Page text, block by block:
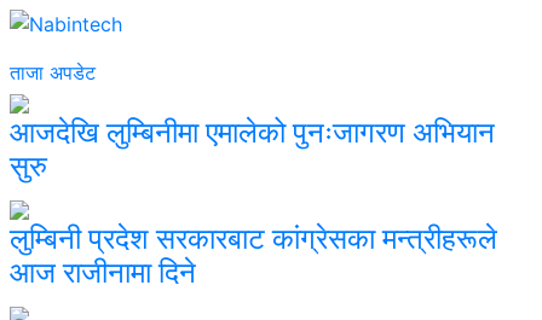
ताजा अपडेट
आजदेखि लुम्बिनीमा एमालेको पुनःजागरण अभियान
सुरु
लुम्बिनी प्रदेश सरकारबाट कांग्रेसका मन्त्रीहरूले
आज राजीनामा दिने